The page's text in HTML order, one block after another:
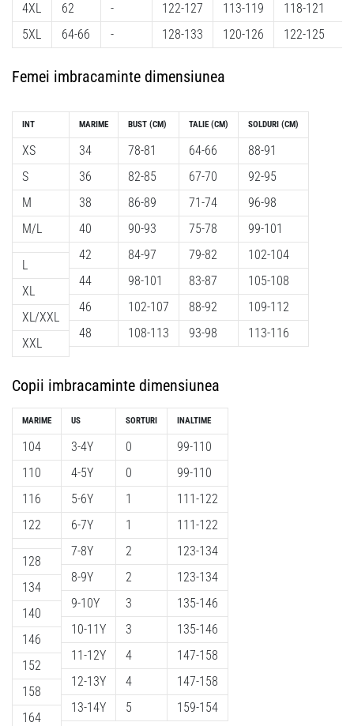
4XL
5XL
62
64-66
-
-
122-127
128-133
113-119
120-126
118-121
122-125
Femei imbracaminte dimensiunea
INT
XS
S
M
M/L
L
XL
XL/XXL
XXL
MARIME
34
36
38
40
42
44
46
48
BUST (CM)
78-81
82-85
86-89
90-93
84-97
98-101
102-107
108-113
TALIE (CM)
64-66
67-70
71-74
75-78
79-82
83-87
88-92
93-98
SOLDURI (CM)
88-91
92-95
96-98
99-101
102-104
105-108
109-112
113-116
Copii imbracaminte dimensiunea
MARIME
104
110
116
122
128
134
140
146
152
158
164
US
3-4Y
4-5Y
5-6Y
6-7Y
7-8Y
8-9Y
9-10Y
10-11Y
11-12Y
12-13Y
13-14Y
SORTURI
0
0
1
1
2
2
3
3
4
4
5
INALTIME
99-110
99-110
111-122
111-122
123-134
123-134
135-146
135-146
147-158
147-158
159-154